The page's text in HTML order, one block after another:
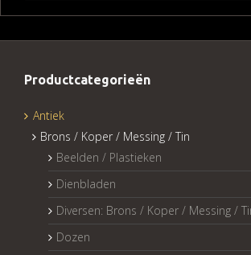
Productcategorieën
Antiek
Brons / Koper / Messing / Tin
Beelden / Plastieken
Dienbladen
Diversen: Brons / Koper / Messing /
Dozen